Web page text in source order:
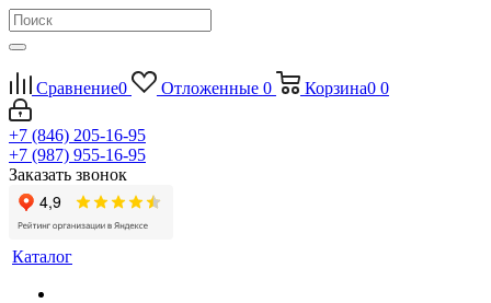
Сравнение0 Отложенные 0 Корзина0 0
+7 (846) 205-16-95
+7 (987) 955-16-95
Заказать звонок
Каталог